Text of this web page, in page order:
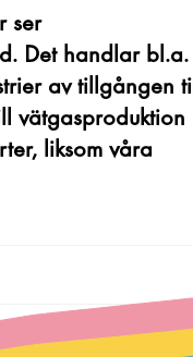
ser
Det handlar bl.a.
av tillgången till
vätgasproduktion
liksom våra